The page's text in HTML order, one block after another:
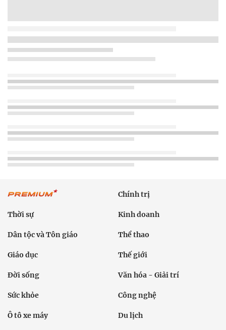
Chính trị
Thời sự Kinh doanh
Dân tộc và Tôn giáo Thể thao
Giáo dục Thế giới
Đời sống Văn hóa - Giải trí
Sức khỏe Công nghệ
Ô tô xe máy Du lịch